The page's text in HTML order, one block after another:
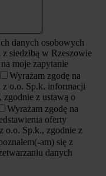
danych osobowych
siedzibą w Rzeszowie
moje zapytanie
Wyrażam zgodę na
o.o. Sp.k. informacji
z ustawą o
Wyrażam zgodę na
oferty
o.o. Sp.k., zgodnie z
am) się z
danych